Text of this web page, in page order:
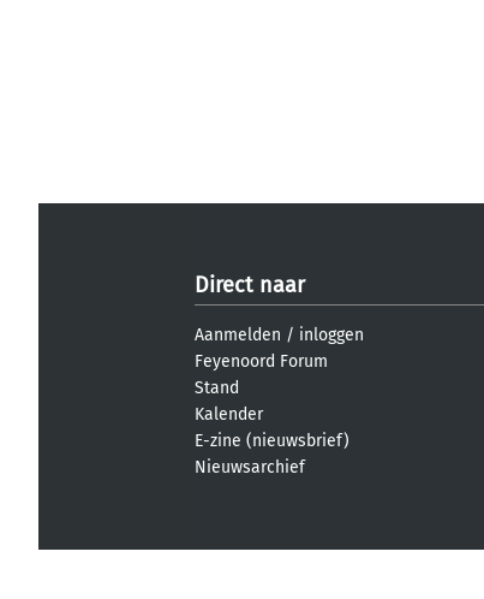
Direct naar
Aanmelden / inloggen
Feyenoord Forum
Stand
Kalender
E-zine (nieuwsbrief)
Nieuwsarchief